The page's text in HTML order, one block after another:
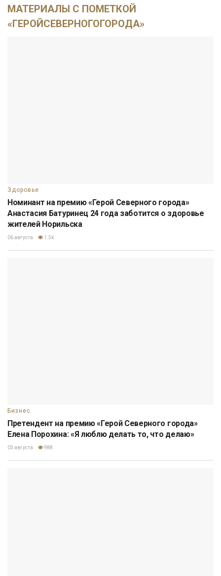
МАТЕРИАЛЫ С ПОМЕТКОЙ
«ГЕРОЙСЕВЕРНОГОГОРОДА»
Здоровье
Номинант на премию «Герой Северного города»
Анастасия Батуринец 24 года заботится о здоровье
жителей Норильска
06 августа 1.5k
Бизнес
Претендент на премию «Герой Северного города»
Елена Порохина: «Я люблю делать то, что делаю»
03 августа 988